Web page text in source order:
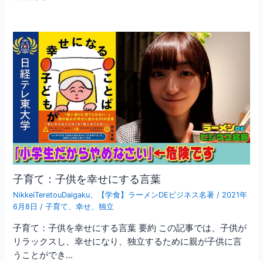
子育て：子供を幸せにする言葉
NikkeiTeretouDaigaku、 【学食】ラーメンDEビジネス名著 / 2021年
6月8日 /子育て、幸せ、独立
子育て：子供を幸せにする言葉 要約 この記事では、子供が
リラックスし、幸せになり、独立するために親が子供に言
うことができ…